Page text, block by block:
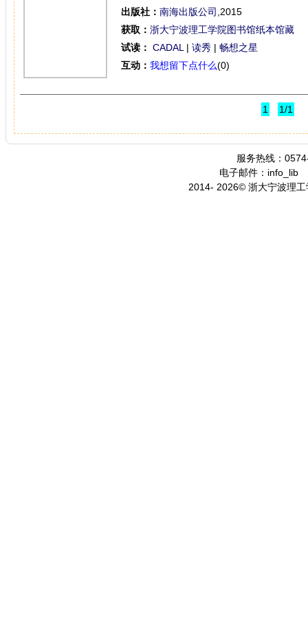
出版社： 南海出版公司 ,2015
获取： 浙大宁波理工学院图书馆纸本馆藏
试读： CADAL | 读秀 | 畅想之星
互动： 我想留下点什么(0)
1 1/1
服务热线：
电子邮件：info_lib
2014- 2026© 浙大宁波理工